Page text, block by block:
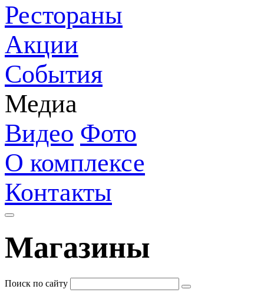
Рестораны
Акции
События
Медиа
Видео Фото
О комплексе
Контакты
Магазины
Поиск по сайту